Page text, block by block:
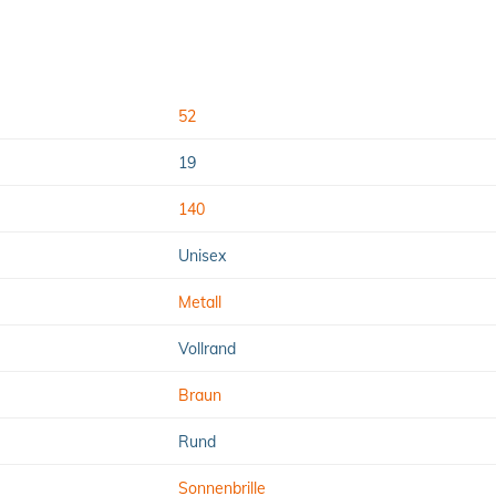
52
19
140
Unisex
Metall
Vollrand
Braun
Rund
Sonnenbrille